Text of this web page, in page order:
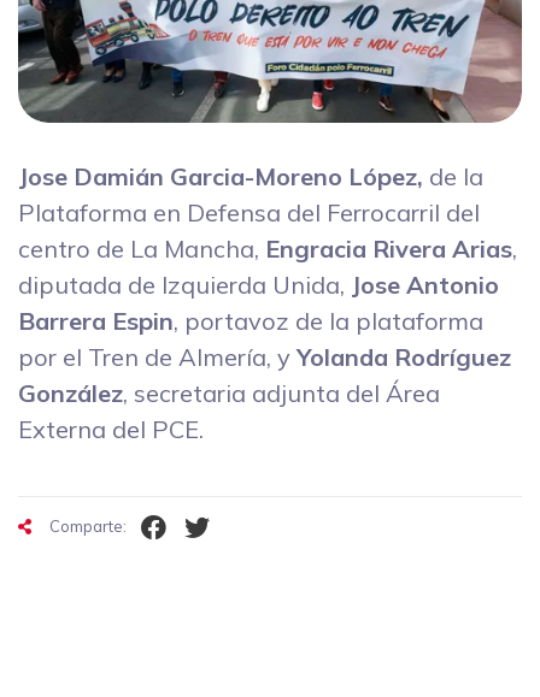
Jose Damián Garcia-Moreno López, de la
Plataforma en Defensa del Ferrocarril del
centro de La Mancha, Engracia Rivera Arias,
diputada de Izquierda Unida, Jose Antonio
Barrera Espin, portavoz de la plataforma
por el Tren de Almería, yYolanda Rodríguez
González, secretaria adjunta del Área
Externa del PCE.
Comparte: